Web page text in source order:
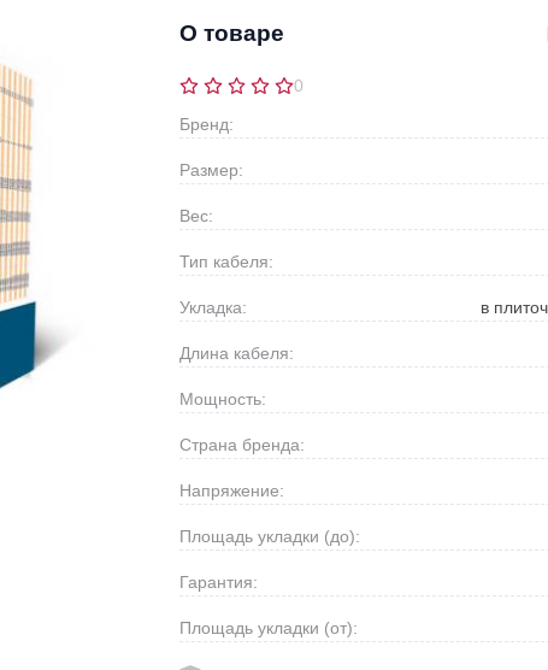
О товаре
0
Бренд:
Размер:
Вес:
Тип кабеля:
Укладка: в
Длина кабеля:
Мощность:
Страна бренда:
Напряжение:
Площадь укладки (до):
Гарантия:
Площадь укладки (от):